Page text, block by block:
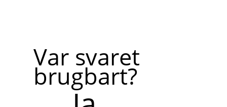
Var svaret
brugbart?